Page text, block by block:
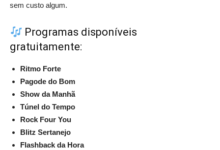
sem custo algum.
Programas disponíveis
gratuitamente:
Ritmo Forte
Pagode do Bom
Show da Manhã
Túnel do Tempo
Rock Four You
Blitz Sertanejo
Flashback da Hora